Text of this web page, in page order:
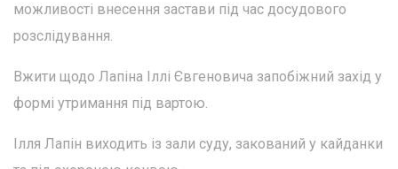
можливості внесення застави під час досудового
розслідування.
Вжити щодо Лапіна Іллі Євгеновича запобіжний захід у
формі утримання під вартою.
Ілля Лапін виходить із зали суду, закований у кайданки